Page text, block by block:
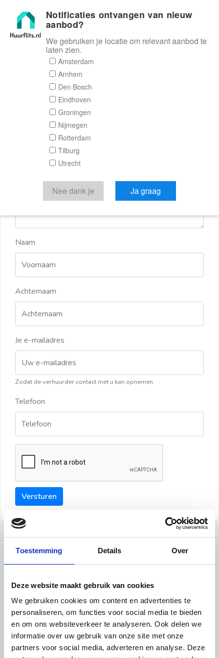
Toestemming Details Over
Deze website maakt gebruik van cookies
We gebruiken cookies om content en advertenties te
personaliseren, om functies voor social media te bieden
en om ons websiteverkeer te analyseren. Ook delen we
informatie over uw gebruik van onze site met onze
partners voor social media, adverteren en analyse. Deze
Huurflits
Reactieformulier
Huurflits
Verstuur je bericht
Door een bericht te sturen kom je in contact met de
aanbieder of makelaar van de woning.
Naam
Achternaam
Je e-mailadres
Zodat de verhuurder contact met u kan opnemen
Telefoon
Versturen
Tips
Tip 1:
Schrijf een duidelijke introductie en geef de volgende
informatie mee:
Ben je student, werkachtig of werkzoekend
Notificaties ontvangen van nieuw
aanbod?
We gebruiken je locatie om relevant aanbod te
laten zien.
Amsterdam
Arnhem
Den Bosch
Eindhoven
Groningen
Nijmegen
Rotterdam
Tilburg
Utrecht
Nee dank je Ja graag